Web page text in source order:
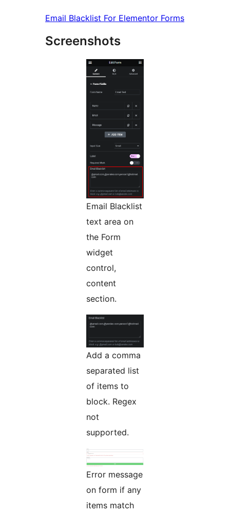
Email Blacklist For Elementor Forms
Screenshots
Email Blacklist
text area on
the Form
widget
control,
content
section.
Add a comma
separated list
of items to
block. Regex
not
supported.
Error message
on form if any
items match